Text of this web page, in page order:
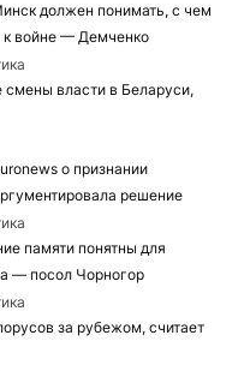
должен понимать, с чем
к войне — Демченко
власти в Беларуси,
о признании
решение
памяти понятны для
— посол Чорногор
за рубежом, считает